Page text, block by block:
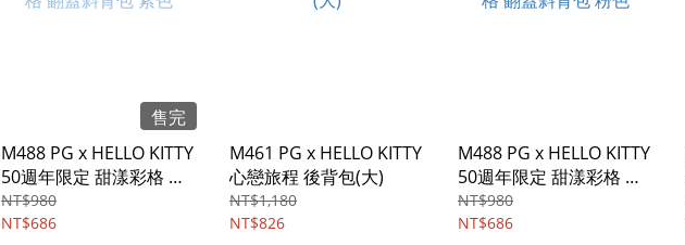
售完
M488 PG x HELLO KITTY
50週年限定 甜漾彩格 翻
蓋斜背包 紫色
NT$980
NT$686
M461 PG x HELLO KITTY
心戀旅程 後背包(大)
NT$1,180
NT$826
M488 PG x HELLO KITTY
50週年限定 甜漾彩格 翻
蓋斜背包 粉色
NT$980
NT$686